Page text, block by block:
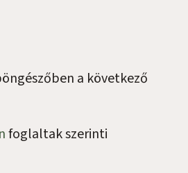
a következő
foglaltak szerinti